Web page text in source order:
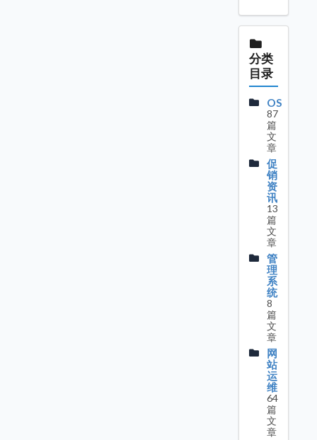
分类
目录
OS
87
篇
文
章
促
销
资
讯
13
篇
文
章
管
理
系
统
8
篇
文
章
网
站
运
维
64
篇
文
章